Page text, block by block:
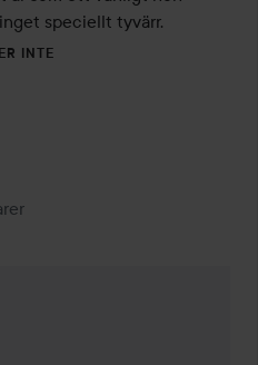
speciellt tyvärr.
INTE
1 år